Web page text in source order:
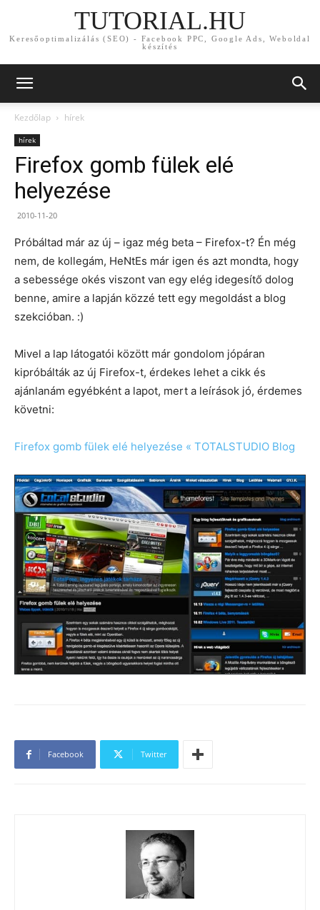
TUTORIAL.HU
Keresőoptimalizálás (SEO) - Facebook PPC, Google Ads, Weboldal
készítés
Kezdőlap hírek
hírek
Firefox gomb fülek elé
helyezése
2010-11-20
Próbáltad már az új – igaz még beta – Firefox-t? Én még
nem, de kollegám, HeNtEs már igen és azt mondta, hogy
a sebessége okés viszont van egy elég idegesítő dolog
benne, amire a lapján közzé tett egy megoldást a blog
szekcióban. :)
Mivel a lap látogatói között már gondolom jópáran
kipróbálták az új Firefox-t, érdekes lehet a cikk és
ajánlanám egyébként a lapot, mert a leírások jó, érdemes
követni:
Firefox gomb fülek elé helyezése « TOTALSTUDIO Blog
Facebook Twitter